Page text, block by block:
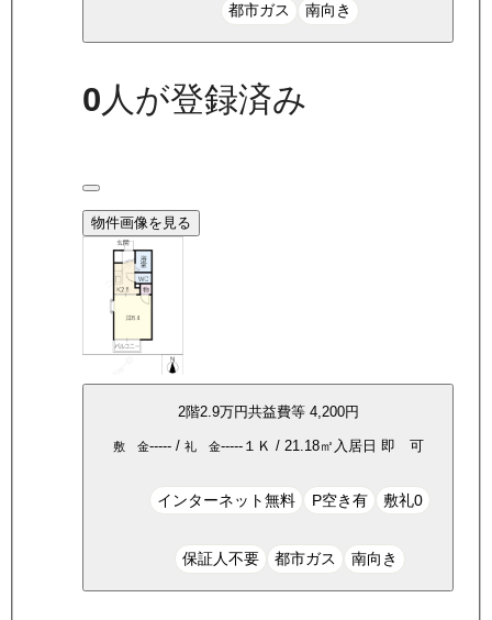
都市ガス 南向き
0人が登録済み
物件画像を見る
2階2.9万円共益費等 4,200円
敷 金-----/ 礼 金-----１Ｋ / 21.18㎡ 入居日 即 可
インターネット無料 P空き有 敷礼0
保証人不要 都市ガス 南向き